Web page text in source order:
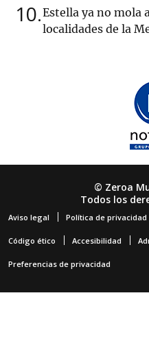
10 Estella ya no mola
localidades de la
© Zeroa
Todos los
Aviso legal Política de privacidad
Código ético Accesibilidad
Preferencias de privacidad